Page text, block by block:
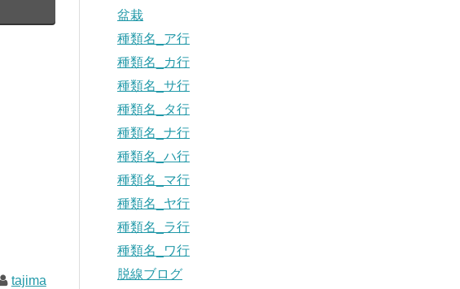
tajima
盆栽
種類名_ア行
種類名_カ行
種類名_サ行
種類名_タ行
種類名_ナ行
種類名_ハ行
種類名_マ行
種類名_ヤ行
種類名_ラ行
種類名_ワ行
脱線ブログ